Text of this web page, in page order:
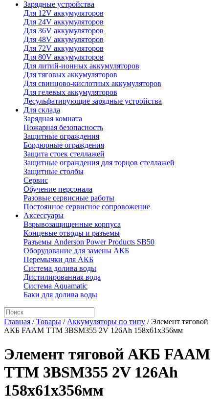
Зарядные устройства
Для 12V аккумуляторов
Для 24V аккумуляторов
Для 36V аккумуляторов
Для 48V аккумуляторов
Для 72V аккумуляторов
Для 80V аккумуляторов
Для литий-ионных аккумуляторов
Для тяговых аккумуляторов
Для свинцово-кислотных аккумуляторов
Для гелевых аккумуляторов
Десульфатирующие зарядные устройства
Для склада
Зарядная комната
Пожарная безопасность
Защитные ограждения
Бордюрные ограждения
Защита стоек стеллажей
Защитные ограждения для торцов стеллажей
Защитные столбы
Сервис
Обучение персонала
Разовые сервисные работы
Постоянное сервисное сопровожение
Аксессуары
Взрывозащищенные корпуса
Концевые отводы и разъемы
Разъемы Anderson Power Products SB50
Оборудование для замены АКБ
Перемычки для АКБ
Система долива воды
Дистилированная вода
Система Aquamatic
Баки для долива воды
Главная /Товары / Аккумуляторы по типу /Элемент тяговой
АКБ FAAM TTM 3BSM355 2V 126Ah 158x61x356мм
Элемент тяговой АКБ FAAM
TTM 3BSM355 2V 126Ah
158x61x356мм